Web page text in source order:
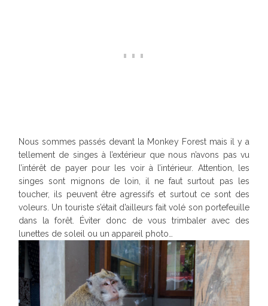
Nous sommes passés devant la Monkey Forest mais il y a
tellement de singes à l’extérieur que nous n’avons pas vu
l’intérêt de payer pour les voir à l’intérieur. Attention, les
singes sont mignons de loin, il ne faut surtout pas les
toucher, ils peuvent être agressifs et surtout ce sont des
voleurs. Un touriste s’était d’ailleurs fait volé son portefeuille
dans la forêt. Éviter donc de vous trimbaler avec des
lunettes de soleil ou un appareil photo…